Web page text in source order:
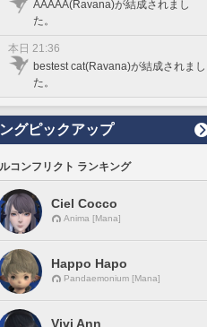
AAAAA(Ravana)が結成されまし
た。
本日 21:36
bestest cat(Ravana)が結成されまし
た。
グピックアップ
コンフリクト ランキング
Ciel Cocco
Anima [Mana]
Happo Hapo
Pandaemonium [Mana]
Vivi Ann